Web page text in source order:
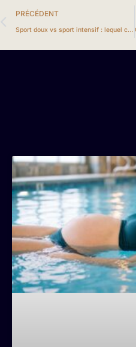
PRÉCÉDENT
Sport doux vs sport intensif : lequel choisir pour votre remise en forme ?